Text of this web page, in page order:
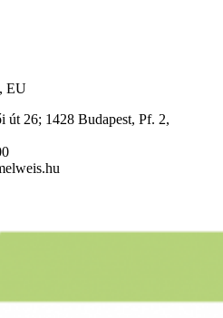
EU
út 26; 1428 Budapest, Pf. 2,